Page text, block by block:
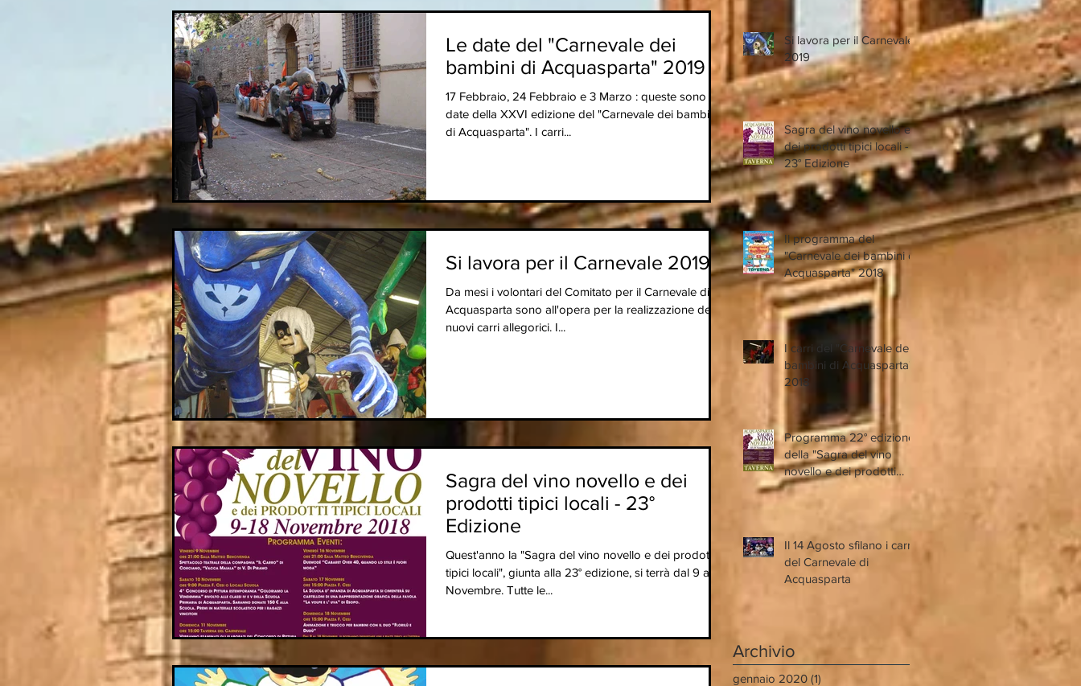
Le date del "Carnevale dei
bambini di Acquasparta" 2019
17 Febbraio, 24 Febbraio e 3 Marzo : queste sono le
date della XXVI edizione del "Carnevale dei bambini
di Acquasparta". I carri...
Si lavora per il Carnevale 2019
Da mesi i volontari del Comitato per il Carnevale di
Acquasparta sono all'opera per la realizzazione dei
nuovi carri allegorici. I...
Sagra del vino novello e dei
prodotti tipici locali - 23°
Edizione
Quest'anno la "Sagra del vino novello e dei prodotti
tipici locali", giunta alla 23° edizione, si terrà dal 9 al 18
Novembre. Tutte le...
Si lavora per il Carnevale
2019
Sagra del vino novello e
dei prodotti tipici locali -
23° Edizione
Il programma del
"Carnevale dei bambini di
Acquasparta" 2018
I carri del "Carnevale dei
bambini di Acquasparta"
2018
Programma 22° edizione
della "Sagra del vino
novello e dei prodotti
tipici locali"
Il 14 Agosto sfilano i carri
del Carnevale di
Acquasparta
Archivio
gennaio 2020 (1)